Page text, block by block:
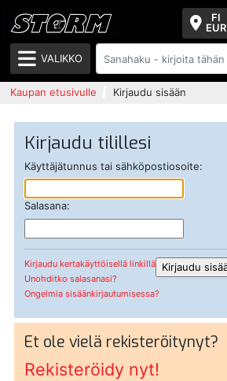
FI
EUR
VALIKKO
Kaupan etusivulle Kirjaudu sisään
Kirjaudu tilillesi
Käyttäjätunnus tai sähköpostiosoite:
Salasana:
Kirjaudu kertakäyttöisellä linkillä
Unohditko salasanasi?
Ongelmia sisäänkirjautumisessa?
Et ole vielä rekisteröitynyt?
Rekisteröidy nyt!